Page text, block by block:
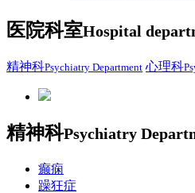
医院科室Hospital
精神科Psychiatry Department 心理科
精神科Psychiatry
癫痫
躁狂症